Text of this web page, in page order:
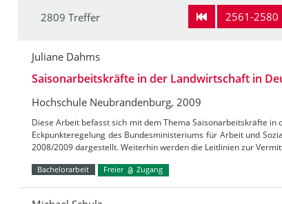
2561-2580
2809 Treffer
Juliane Dahms
Saisonarbeitskräfte in der Landwirtschaft in
Hochschule Neubrandenburg, 2009
Diese Arbeit befasst sich mit dem Thema Saisonarbeitskräfte in
Eckpunkteregelung des Bundesministeriums für Arbeit und
2008/2009 dargestellt. Weiterhin werden die Leitlinien zur
Bachelorarbeit Freier Zugang